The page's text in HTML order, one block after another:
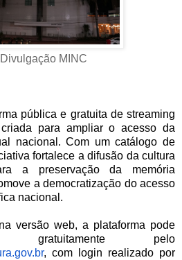
MINC
pública e gratuita de streaming
para ampliar o acesso da
nacional. Com um catálogo de
fortalece a difusão da cultura
a preservação da memória
a democratização do acesso
nacional.
versão web, a plataforma pode
gratuitamente pelo
, com login realizado por